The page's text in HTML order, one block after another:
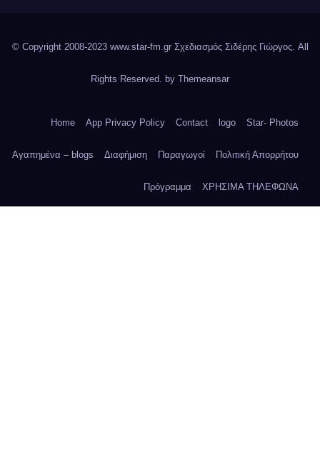
© Copyright 2008-2023 www.star-fm.gr Σχεδιασμός Σιδέρης Γιώργος. All
Rights Reserved. by Themeansar
Home App Privacy Policy Contact logo Star- Photos
Αγαπημένα – blogs Διαφήμιση Παραγωγοί Πολιτική Απορρήτου
Πρόγραμμα ΧΡΗΣΙΜΑ ΤΗΛΕΦΩΝΑ